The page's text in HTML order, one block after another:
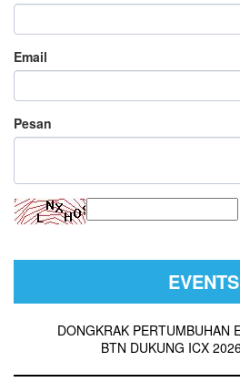
Email
Pesan
EVENTS
DONGKRAK PERTUMBUHAN
BTN DUKUNG ICX